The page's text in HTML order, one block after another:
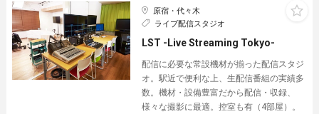
原宿・代々木
ライブ配信スタジオ
LST -Live Streaming Tokyo-
配信に必要な常設機材が揃った配信スタジ
オ。駅近で便利な上、生配信番組の実績多
数。機材・設備豊富だから配信・収録、
様々な撮影に最適。控室も有（4部屋）。